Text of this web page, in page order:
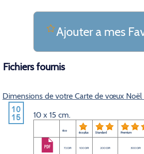
Ajouter a mes
Fichiers fournis
Dimensions de votre Carte de vœux
10 x 15 cm.
éco éco plus Standard Premium
72 DPI 100 DPI 200 DPI 300 DPI